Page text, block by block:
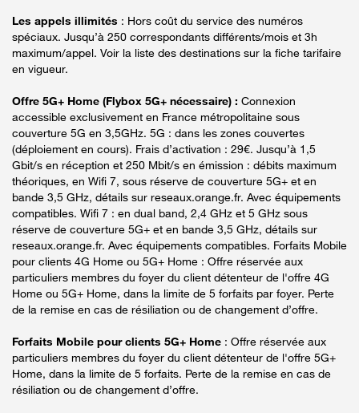
Les appels illimités : Hors coût du service des numéros
spéciaux. Jusqu’à 250 correspondants différents/mois et 3h
maximum/appel. Voir la liste des destinations sur la fiche tarifaire
en vigueur.
Offre 5G+ Home (Flybox 5G+ nécessaire) : Connexion
accessible exclusivement en France métropolitaine sous
couverture 5G en 3,5GHz. 5G : dans les zones couvertes
(déploiement en cours). Frais d’activation : 29€. Jusqu’à 1,5
Gbit/s en réception et 250 Mbit/s en émission : débits maximum
théoriques, en Wifi 7, sous réserve de couverture 5G+ et en
bande 3,5 GHz, détails sur reseaux.orange.fr. Avec équipements
compatibles. Wifi 7 : en dual band, 2,4 GHz et 5 GHz sous
réserve de couverture 5G+ et en bande 3,5 GHz, détails sur
reseaux.orange.fr. Avec équipements compatibles. Forfaits Mobile
pour clients 4G Home ou 5G+ Home : Offre réservée aux
particuliers membres du foyer du client détenteur de l'offre 4G
Home ou 5G+ Home, dans la limite de 5 forfaits par foyer. Perte
de la remise en cas de résiliation ou de changement d’offre.
Forfaits Mobile pour clients 5G+ Home : Offre réservée aux
particuliers membres du foyer du client détenteur de l'offre 5G+
Home, dans la limite de 5 forfaits. Perte de la remise en cas de
résiliation ou de changement d’offre.